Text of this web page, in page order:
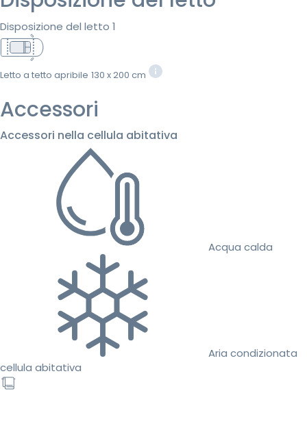
Disposizione del letto 1
Letto a tetto apribile 130 x 200 cm
Accessori
Accessori nella cellula abitativa
Acqua calda
Aria condizionata
cellula abitativa